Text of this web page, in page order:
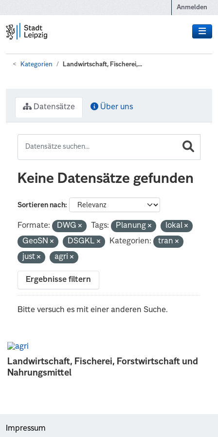
Anmelden
Kategorien Landwirtschaft, Fischerei,...
Landwirtschaft, Fischerei, Forstwirtschaft und
Nahrungsmittel
Datensätze Über uns
Keine Datensätze gefunden
Sortieren nach
Formate: DWG Tags: Planung
lokal
GeoSN
DSGKL Kategorien:
tran
just
agri
Ergebnisse filtern
Bitte versuch es mit einer anderen Suche.
Impressum